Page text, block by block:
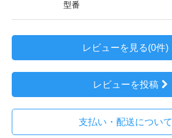
型番
レビューを見る(0件)
レビューを投稿
支払い・配送について